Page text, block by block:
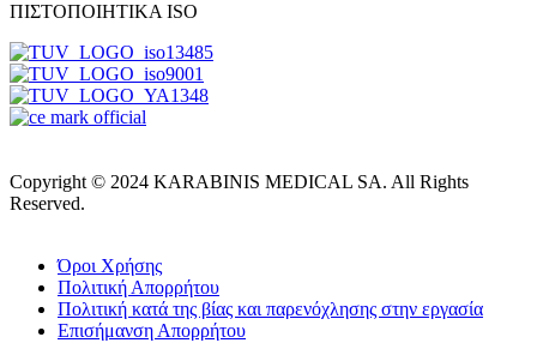
ΠΙΣΤΟΠΟΙΗΤΙΚΑ ISO
Copyright © 2024 KARABINIS MEDICAL SA. All Rights
Reserved.
Όροι Χρήσης
Πολιτική Απορρήτου
Πολιτική κατά της βίας και παρενόχλησης στην εργασία
Επισήμανση Απορρήτου